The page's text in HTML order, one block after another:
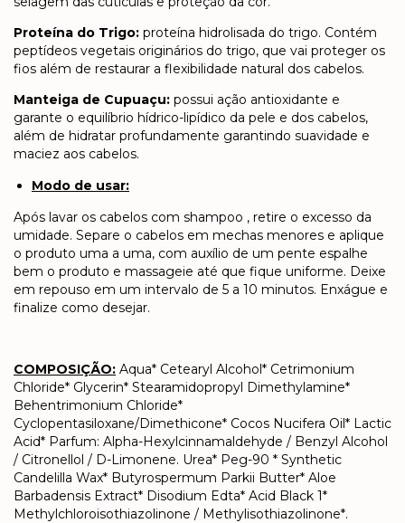
Proteína do Trigo: proteína hidrolisada do trigo. Contém
peptídeos vegetais originários do trigo, que vai proteger os
fios além de restaurar a flexibilidade natural dos cabelos.
Manteiga de Cupuaçu: possui ação antioxidante e
garante o equilíbrio hídrico-lipídico da pele e dos cabelos,
além de hidratar profundamente garantindo suavidade e
maciez aos cabelos.
Modo de usar:
​Após lavar os cabelos com shampoo , retire o excesso da
umidade. Separe o cabelos em mechas menores e aplique
o produto uma a uma, com auxílio de um pente espalhe
bem o produto e massageie até que fique uniforme. Deixe
em repouso em um intervalo de 5 a 10 minutos. Enxágue e
finalize como desejar.
COMPOSIÇÃO: Aqua* Cetearyl Alcohol* Cetrimonium
Chloride* Glycerin* Stearamidopropyl Dimethylamine*
Behentrimonium Chloride*
Cyclopentasiloxane/Dimethicone* Cocos Nucifera Oil* Lactic
Acid* Parfum: Alpha-Hexylcinnamaldehyde / Benzyl Alcohol
/ Citronellol / D-Limonene. Urea* Peg-90 * Synthetic
Candelilla Wax* Butyrospermum Parkii Butter* Aloe
Barbadensis Extract* Disodium Edta* Acid Black 1*
Methylchloroisothiazolinone / Methylisothiazolinone*.